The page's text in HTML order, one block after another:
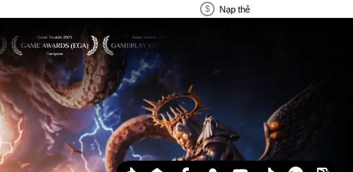
Vận Mệnh Anh
Hùng
Đại Chiến Tanks
Mã Tiến Hóa X
Nạp thẻ